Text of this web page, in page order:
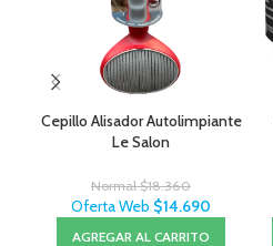
Cepillo Alisador Autolimpiante
Le Salon
Normal$18.360
Oferta Web $14.690
AGREGAR AL CARRITO